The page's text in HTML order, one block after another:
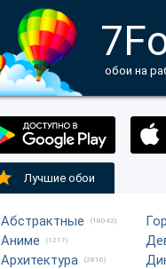
обои на
Лучшие обои
Абстрактные (18042)
Аниме (1217)
Архитектура (2816)